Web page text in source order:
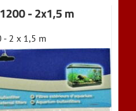
- 2x1,5 m
- 2 x 1,5 m